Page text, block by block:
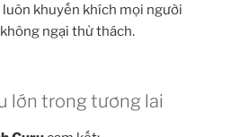
khuyến khích mọi người
ngại thử thách.
lớn trong tương lai